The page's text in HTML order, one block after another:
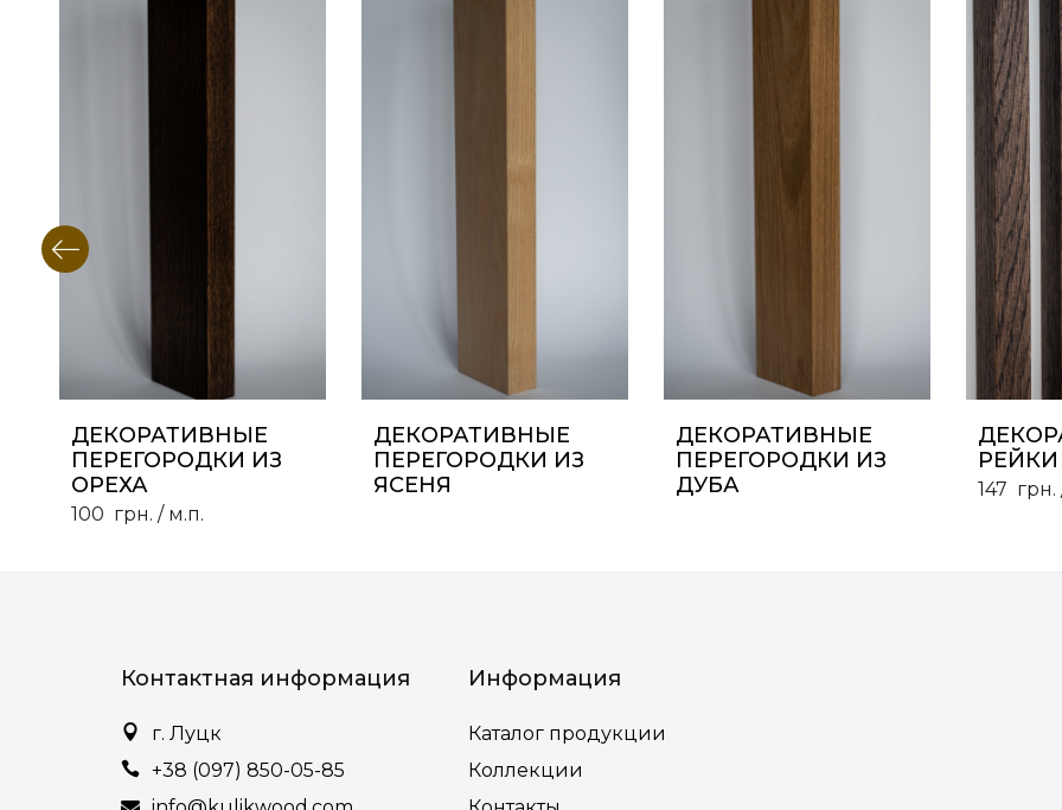
ДЕКОРАТИВНЫЕ
ПЕРЕГОРОДКИ ИЗ
ОРЕХА
100 грн. / м.п.
ДЕКОРАТИВНЫЕ
ПЕРЕГОРОДКИ ИЗ
ЯСЕНЯ
ДЕКОРАТИВНЫЕ
ПЕРЕГОРОДКИ ИЗ
ДУБА
147 грн.
Контактная информация
г. Луцк
+38 (097) 850-05-85
Информация
Каталог продукции
Коллекции